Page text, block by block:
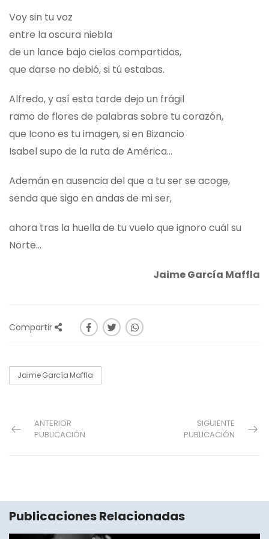
Voy sin tu voz
entre la oscura niebla
de un lance bajo cielos compartidos,
que darse no debió, si tú estabas.
Alfredo, y así esta tarde dejo un frágil
ramo de flores de palabras sobre tu corazón,
que Icono es tu imagen, si en Bizancio
Isabel supo de la ruta de América…
Ademán en ausencia del que a tu ser se acoge,
senda que sigo en andas de mi ser,
ahora tras la huella de tu vuelo que ignoro cuál su
Norte…
Jaime García Maffla
Compartir
Jaime García Maffla
ANTERIOR
PUBLICACIÓN
SIGUIENTE
PUBLICACIÓN
Publicaciones Relacionadas